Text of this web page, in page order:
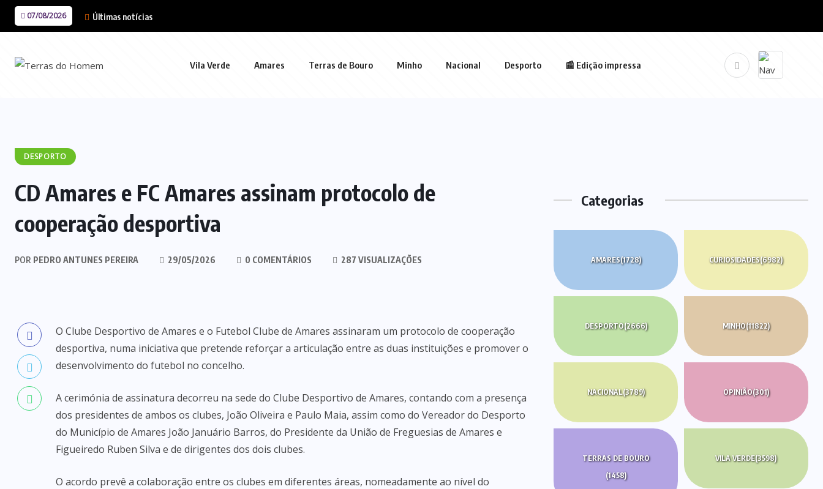
07/08/2026 Últimas notícias
Vila Verde Amares Terras de Bouro Minho Nacional Desporto 📰 Edição impressa
DESPORTO
CD Amares e FC Amares assinam protocolo de
cooperação desportiva
POR PEDRO ANTUNES PEREIRA 29/05/2026 0 COMENTÁRIOS 287 VISUALIZAÇÕES
O Clube Desportivo de Amares e o Futebol Clube de Amares assinaram um protocolo de cooperação
desportiva, numa iniciativa que pretende reforçar a articulação entre as duas instituições e promover o
desenvolvimento do futebol no concelho.
A cerimónia de assinatura decorreu na sede do Clube Desportivo de Amares, contando com a presença
dos presidentes de ambos os clubes, João Oliveira e Paulo Maia, assim como do Vereador do Desporto
do Município de Amares João Januário Barros, do Presidente da União de Freguesias de Amares e
Figueiredo Ruben Silva e de dirigentes dos dois clubes.
O acordo prevê a colaboração entre os clubes em diferentes áreas, nomeadamente ao nível do
Categorias
AMARES(1728) CURIOSIDADES(6982)
DESPORTO(2666) MINHO(11822)
NACIONAL(3789) OPINIÃO(301)
TERRAS DE BOURO
(1458)
VILA VERDE(3598)